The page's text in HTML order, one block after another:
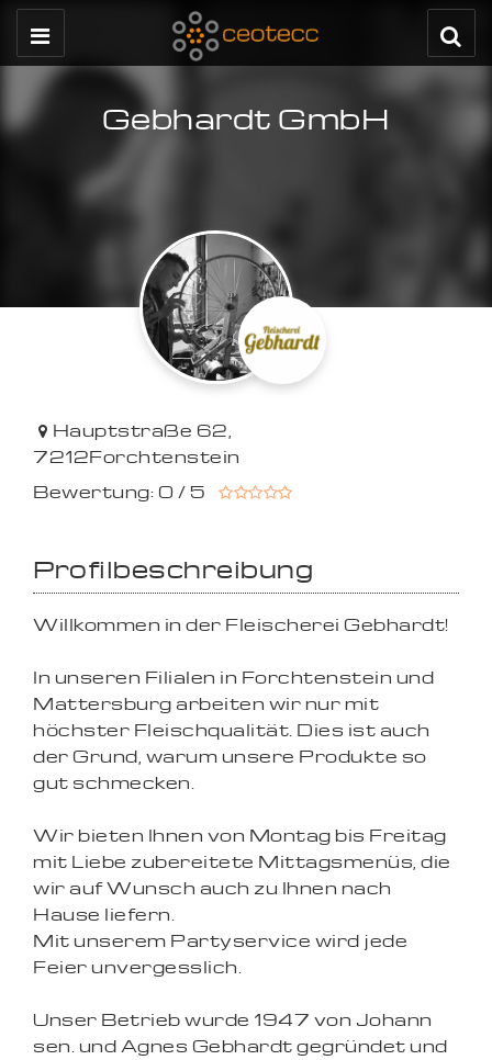
Gebhardt GmbH
Hauptstraße 62,
7212Forchtenstein
Bewertung: 0 / 5
Profilbeschreibung
Willkommen in der Fleischerei Gebhardt!
In unseren Filialen in Forchtenstein und
Mattersburg arbeiten wir nur mit
höchster Fleischqualität. Dies ist auch
der Grund, warum unsere Produkte so
gut schmecken.
Wir bieten Ihnen von Montag bis Freitag
mit Liebe zubereitete Mittagsmenüs, die
wir auf Wunsch auch zu Ihnen nach
Hause liefern.
Mit unserem Partyservice wird jede
Feier unvergesslich.
Unser Betrieb wurde 1947 von Johann
sen. und Agnes Gebhardt gegründet und